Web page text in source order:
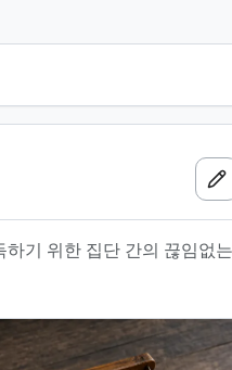
기 위한 집단 간의 끊임없